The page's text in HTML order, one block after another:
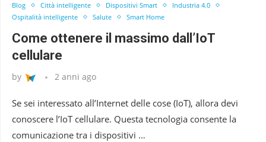
Blog Città intelligente Dispositivi Smart
Industria 4.0
Ospitalità intelligente
Salute Smart Home
Come ottenere il massimo dall’IoT
cellulare
by 2 anni ago
Se sei interessato all’Internet delle cose (IoT), allora devi
conoscere l’IoT cellulare. Questa tecnologia consente la
comunicazione tra i dispositivi …